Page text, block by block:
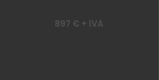
897 € + IVA